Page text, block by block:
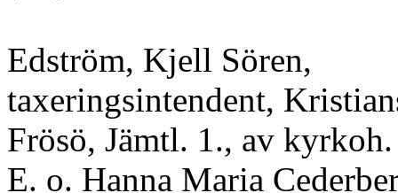
Edström, Kjell Sören,
taxeringsintendent,
Frösö, Jämtl. 1., av
E. o. Hanna Maria